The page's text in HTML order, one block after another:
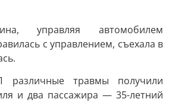
управляя автомобилем
с управлением, съехала в
различные травмы получили
и два пассажира — 35-летний